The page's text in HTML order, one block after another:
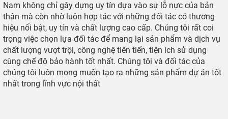
Nam không chỉ gây dựng uy tín dựa vào sự lỗ nực của bản
thân mà còn nhờ luôn hợp tác với những đối tác có thương
hiệu nổi bật, uy tín và chất lượng cao cấp. Chúng tôi rất coi
trọng việc chọn lựa đối tác để mang lại sản phẩm và dịch vụ
chất lượng vượt trội, công nghệ tiên tiến, tiện ích sử dụng
cùng chế độ bảo hành tốt nhất. Chúng tôi và đối tác của
chúng tôi luôn mong muốn tạo ra những sản phẩm dự án tốt
nhất trong lĩnh vực nội thất